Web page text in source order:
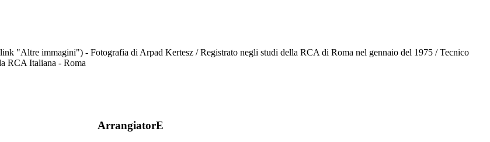
"Altre immagini") - Fotografia di Arpad Kertesz / Registrato negli studi della RCA di Roma nel gennaio del 1975 / Tecnico
RCA Italiana - Roma
ArrangiatorE